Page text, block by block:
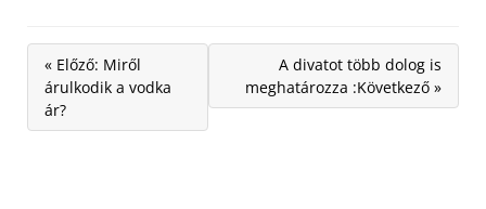
« Előző: Miről
árulkodik a vodka
ár?
A divatot több dolog is
meghatározza :Következő »